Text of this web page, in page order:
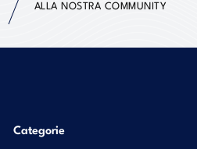
ALLA NOSTRA COMMUNITY
Categorie